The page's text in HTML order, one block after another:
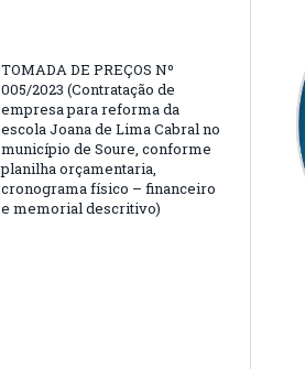
TOMADA DE PREÇOS Nº
005/2023 (Contratação de
empresa para reforma da
escola Joana de Lima Cabral no
município de Soure, conforme
planilha orçamentaria,
cronograma físico – financeiro
e memorial descritivo)